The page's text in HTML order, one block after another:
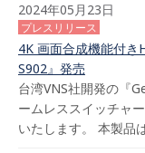
2024年05月23日
プレスリリース
4K 画面合成機能付
S902』発売
台湾VNS社開発の『
ームレススイッチャ
いたします。 本製品